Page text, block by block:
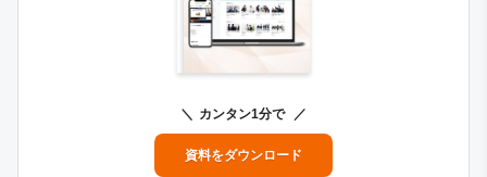
カンタン1分で
資料をダウンロード